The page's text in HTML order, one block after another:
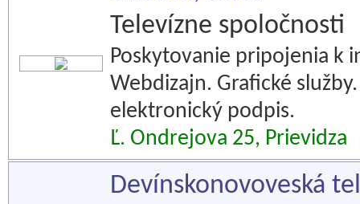
Televízne spoločnosti
Poskytovanie pripojenia k
Webdizajn. Grafické
elektronický podpis.
Ľ. Ondrejova 25, Prievidza
Devínskonovoveská